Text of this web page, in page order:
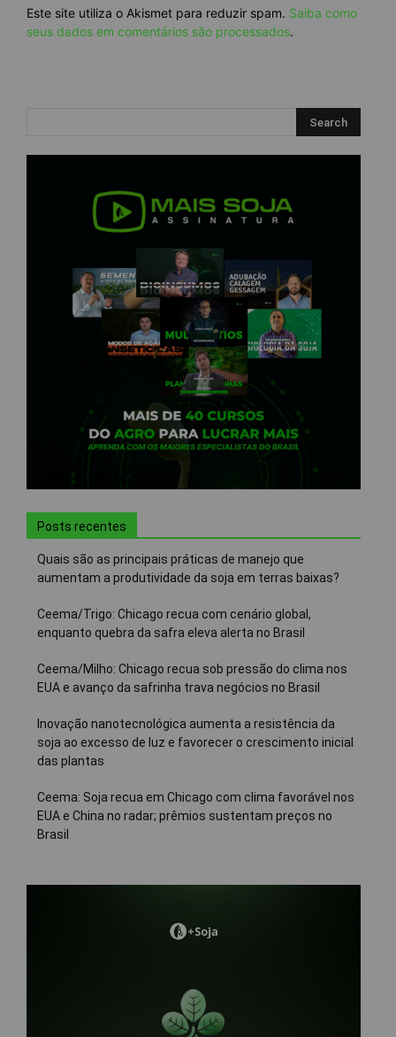
Este site utiliza o Akismet para reduzir spam. Saiba como
seus dados em comentários são processados.
Posts recentes
Quais são as principais práticas de manejo que
aumentam a produtividade da soja em terras baixas?
Ceema/Trigo: Chicago recua com cenário global,
enquanto quebra da safra eleva alerta no Brasil
Ceema/Milho: Chicago recua sob pressão do clima nos
EUA e avanço da safrinha trava negócios no Brasil
Inovação nanotecnológica aumenta a resistência da
soja ao excesso de luz e favorecer o crescimento inicial
das plantas
Ceema: Soja recua em Chicago com clima favorável nos
EUA e China no radar; prêmios sustentam preços no
Brasil